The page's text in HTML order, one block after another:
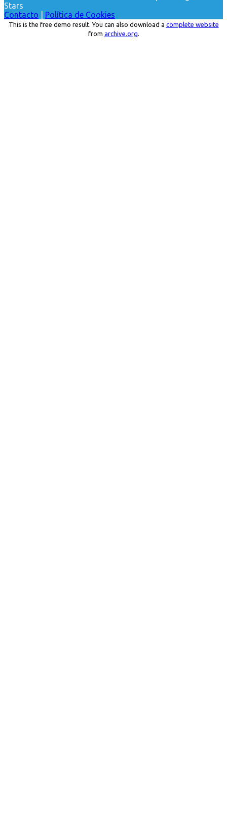
Stars
Contacto
Política de Cookies
This is the free demo result. You can also download a complete website
from archive.org.